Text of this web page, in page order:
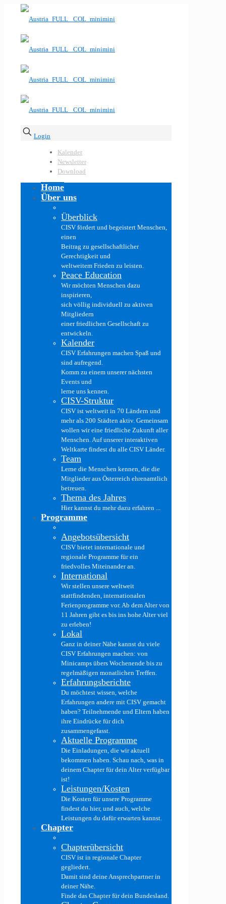
Login
Kalender
Newsletter
Download
Home
Über uns
Überblick
CISV fördert und begeistert Menschen,
einen
Beitrag zu gesellschaftlicher
Gerechtigkeit und
weltweitem Frieden zu leisten.
Peace Education
Wir möchten Menschen dazu
inspirieren,
sich völlig individuell zu aktiven
Mitgliedern
einer friedlichen Gesellschaft zu
entwickeln.
Kalender
CISV Erfahrungen machen Spaß und
sind aufregend.
Komm zu einem unserer nächsten
Events und
lerne uns kennen.
CISV-Struktur
CISV ist weltweit in 70 Ländern und
mehr als 200 Städten aktiv. Gemeinsam
wollen wir eine friedliche Zukunft aller
Menschen. Auf unserer interaktiven
Weltkarte findest du alle CISV Länder.
Team
Lerne die Menschen kennen, die die
Mitglieder aus Österreich ehrenamtlich
betreuen.
Thema des Jahres
Hier kannst du mehr dazu erfahren ...
Programme
Angebotsübersicht
CISV bietet internationale und
regionale Programme für ein
friedvolles Miteinander an.
International
Wir stellen unsere weltweit
stattfindenden, internationalen
Ferienprogramme vor. Ab dem Alter von
11 Jahren gibt es bis ins hohe Alter viel
zu erleben!
Lokal
Ganz in deiner Nähe kannst du viele
CISV Erfahrungen machen: von
Minicamps übers Wochenende bis zu
regelmäßigen monatlichen Treffen.
Erfahrungsberichte
Du möchtest wissen, welche
Erfahrungen andere mit CISV gemacht
haben? Teilnehmende und Eltern haben
ihre Eindrücke für dich
zusammengefasst.
Aktuelle Programme
Die Einladungen, die wir aktuell
bekommen haben. Schau nach, was in
deinem Chapter für dein Alter verfügbar
ist!
Leistungen/Kosten
Die Kosten für unsere Programme
findest du hier, und auch, welche
Leistungen du dafür erwarten kannst.
Chapter
Chapterübersicht
CISV ist in regionale Chapter
gegliedert.
Damit sind deine Ansprechpartner in
deiner Nähe.
Finde das Chapter für dein Bundesland.